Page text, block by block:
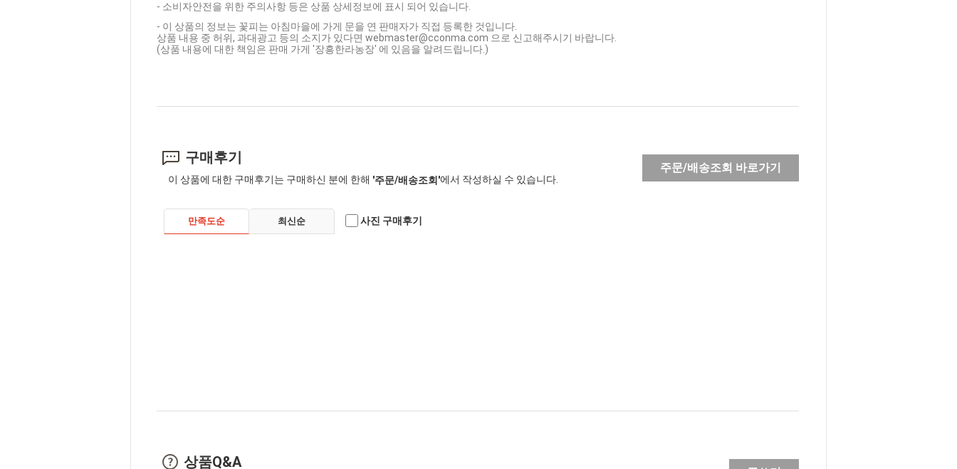
- 소비자안전을 위한 주의사항 등은 상품 상세정보에 표시 되어 있습니다.
- 이 상품의 정보는 꽃피는 아침마을에 가게 문을 연 판매자가 직접 등록한 것입니다.
상품 내용 중 허위, 과대광고 등의 소지가 있다면 webmaster@cconma.com 으로 신고해주시기 바랍니다.
(상품 내용에 대한 책임은 판매 가게 '장흥한라농장' 에 있음을 알려드립니다.)
구매후기
이 상품에 대한 구매후기는 구매하신 분에 한해 '주문/배송조회'에서 작성하실 수 있습니다.
주문/배송조회 바로가기
만족도순 최신순 사진 구매후기
상품Q&A